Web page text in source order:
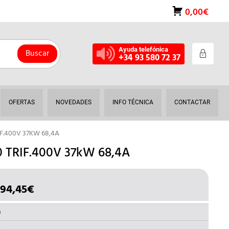
0,00€
Buscar Ayuda telefónica
+34 93 580 72 37
OFERTAS NOVEDADES INFO TÉCNICA CONTACTAR
37KW 68,4A
TRIF.400V 37kW 68,4A
€EL
PRECIO
ES: